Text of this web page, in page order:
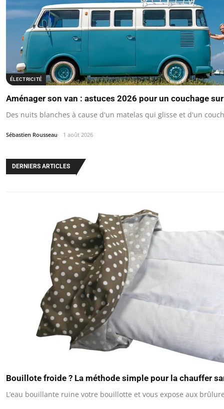
ÉLECTRICITÉ
Aménager son van : astuces 2026 pour un couchage
Des nuits blanches à cause d'un matelas qui glisse et d'un
Sébastien Rousseau 1 août 2026
DERNIERS ARTICLES
Bouillote froide ? La méthode simple pour la chauffer
L’eau bouillante ruine votre bouillotte et vous expose aux